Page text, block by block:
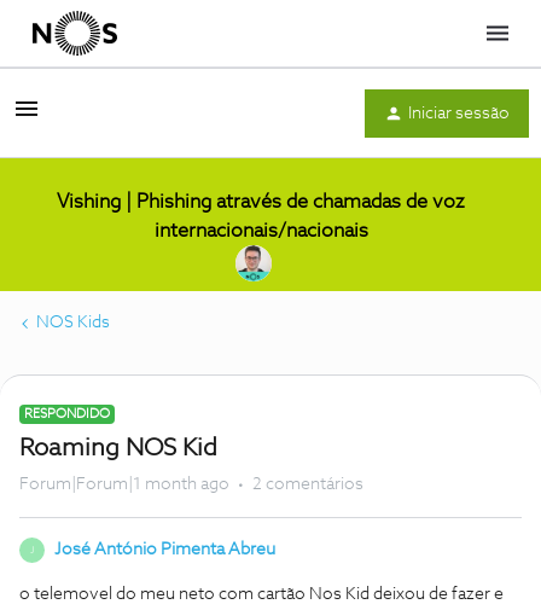
Menu
Iniciar sessão
Vishing | Phishing através de chamadas de voz
internacionais/nacionais
NOS Kids
RESPONDIDO
Roaming NOS Kid
Forum|Forum|1 month ago 2 comentários
José António Pimenta Abreu
o telemovel do meu neto com cartão Nos Kid deixou de fazer e